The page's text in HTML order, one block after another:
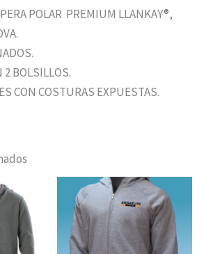
POLAR PREMIUM LLANKAY®,
2 BOLSILLOS.
CON COSTURAS EXPUESTAS.